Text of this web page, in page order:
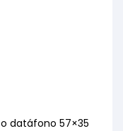
datáfono 57×35